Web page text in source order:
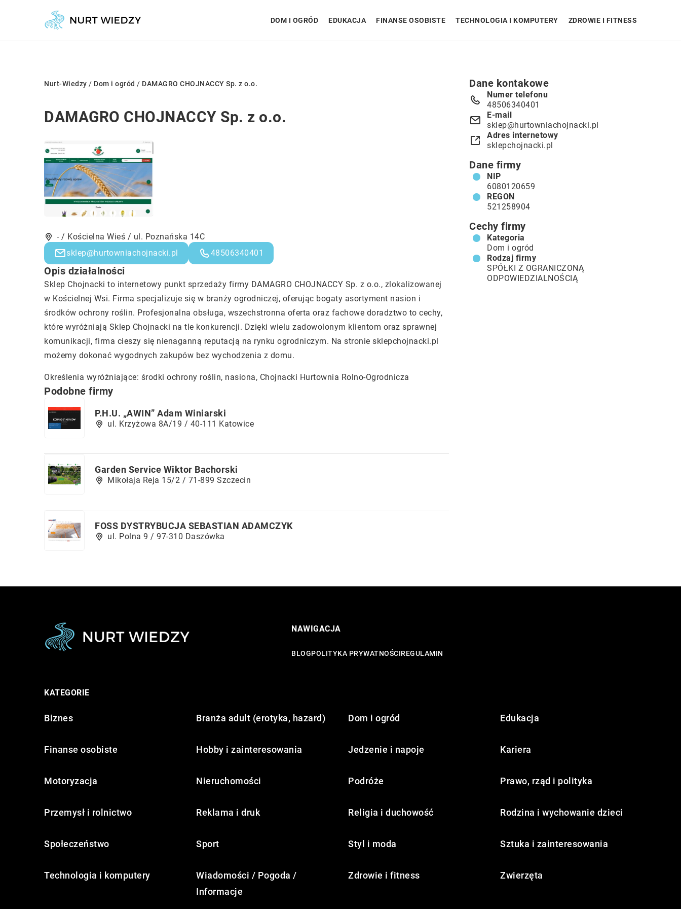
DOM I OGRÓD EDUKACJA FINANSE OSOBISTE TECHNOLOGIA I KOMPUTERY ZDROWIE I FITNESS
Nurt-Wiedzy / Dom i ogród / DAMAGRO CHOJNACCY Sp. z o.o.
DAMAGRO CHOJNACCY Sp. z o.o.
- / Kościelna Wieś / ul. Poznańska 14C
sklep@hurtowniachojnacki.pl
48506340401
Opis działalności
Sklep Chojnacki to internetowy punkt sprzedaży firmy DAMAGRO CHOJNACCY Sp. z o.o., zlokalizowanej
w Kościelnej Wsi. Firma specjalizuje się w branży ogrodniczej, oferując bogaty asortyment nasion i
środków ochrony roślin. Profesjonalna obsługa, wszechstronna oferta oraz fachowe doradztwo to cechy,
które wyróżniają Sklep Chojnacki na tle konkurencji. Dzięki wielu zadowolonym klientom oraz sprawnej
komunikacji, firma cieszy się nienaganną reputacją na rynku ogrodniczym. Na stronie sklepchojnacki.pl
możemy dokonać wygodnych zakupów bez wychodzenia z domu.
Określenia wyróżniające: środki ochrony roślin, nasiona, Chojnacki Hurtownia Rolno-Ogrodnicza
Podobne firmy
P.H.U. „AWIN” Adam Winiarski
ul. Krzyżowa 8A/19 / 40-111 Katowice
Garden Service Wiktor Bachorski
Mikołaja Reja 15/2 / 71-899 Szczecin
FOSS DYSTRYBUCJA SEBASTIAN ADAMCZYK
ul. Polna 9 / 97-310 Daszówka
Dane kontakowe
Numer telefonu
48506340401
E-mail
sklep@hurtowniachojnacki.pl
Adres internetowy
sklepchojnacki.pl
Dane firmy
NIP
6080120659
REGON
521258904
Cechy firmy
Kategoria
Dom i ogród
Rodzaj firmy
SPÓŁKI Z OGRANICZONĄ
ODPOWIEDZIALNOŚCIĄ
NAWIGACJA
BLOGPOLITYKA PRYWATNOŚCIREGULAMIN
KATEGORIE
Biznes Branża adult (erotyka, hazard) Dom i ogród Edukacja
Finanse osobiste Hobby i zainteresowania Jedzenie i napoje Kariera
Motoryzacja Nieruchomości Podróże Prawo, rząd i polityka
Przemysł i rolnictwo Reklama i druk Religia i duchowość Rodzina i wychowanie dzieci
Społeczeństwo Sport Styl i moda Sztuka i zainteresowania
Technologia i komputery
Wiadomości / Pogoda /
Informacje
Zdrowie i fitness Zwierzęta